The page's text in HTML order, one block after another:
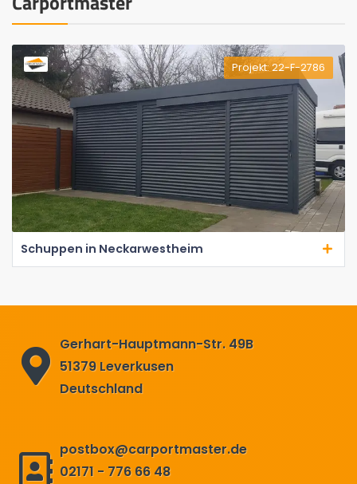
Projekt: 22-F-2786
Schuppen in Neckarwestheim
Gerhart-Hauptmann-Str. 49B
51379 Leverkusen
Deutschland
postbox@carportmaster.de
02171 - 776 66 48